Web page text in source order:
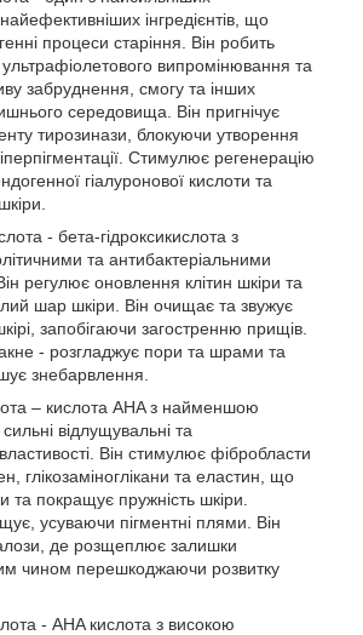
інгредієнтів, що
процеси старіння. Він робить
ультрафіолетового випромінювання та
забруднення, смогу та інших
середовища. Він пригнічує
тирозинази, блокуючи утворення
Стимулює регенерацію
гіалуронової кислоти та
- бета-гідроксикислота з
та антибактеріальними
регулює оновлення клітин шкіри та
шар шкіри. Він очищає та звужує
запобігаючи загостренню прищів.
- розгладжує пори та шрами та
знебарвлення.
– кислота AHA з найменшою
відлущувальні та
Він стимулює фібробласти
глікозаміноглікани та еластин, що
покращує пружність шкіри.
усуваючи пігментні плями. Він
де розщеплює залишки
чином перешкоджаючи розвитку
- AHA кислота з високою